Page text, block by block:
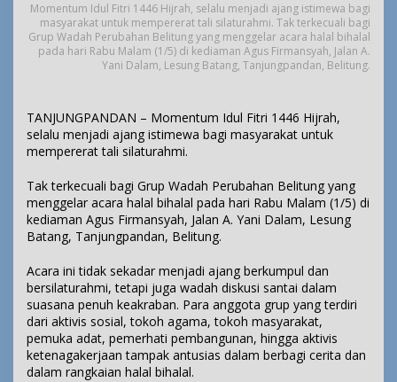
Momentum Idul Fitri 1446 Hijrah, selalu menjadi ajang istimewa bagi
masyarakat untuk mempererat tali silaturahmi. Tak terkecuali bagi
Grup Wadah Perubahan Belitung yang menggelar acara halal bihalal
pada hari Rabu Malam (1/5) di kediaman Agus Firmansyah, Jalan A.
Yani Dalam, Lesung Batang, Tanjungpandan, Belitung.
TANJUNGPANDAN – Momentum Idul Fitri 1446 Hijrah,
selalu menjadi ajang istimewa bagi masyarakat untuk
mempererat tali silaturahmi.
Tak terkecuali bagi Grup Wadah Perubahan Belitung yang
menggelar acara halal bihalal pada hari Rabu Malam (1/5) di
kediaman Agus Firmansyah, Jalan A. Yani Dalam, Lesung
Batang, Tanjungpandan, Belitung.
Acara ini tidak sekadar menjadi ajang berkumpul dan
bersilaturahmi, tetapi juga wadah diskusi santai dalam
suasana penuh keakraban. Para anggota grup yang terdiri
dari aktivis sosial, tokoh agama, tokoh masyarakat,
pemuka adat, pemerhati pembangunan, hingga aktivis
ketenagakerjaan tampak antusias dalam berbagi cerita dan
dalam rangkaian halal bihalal.